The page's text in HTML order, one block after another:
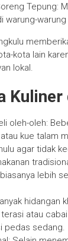
Tepung:
warung-
kota lain
lokal.
Kuliner
oleh-oleh:
kue talam
agar tidak
lebih
hidangan
atau
pedas sedang.